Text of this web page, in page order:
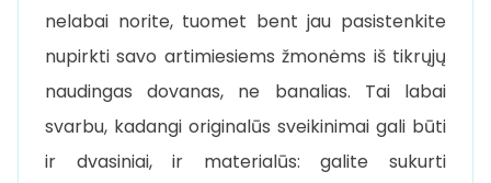
nelabai norite, tuomet bent jau pasistenkite
nupirkti savo artimiesiems žmonėms iš tikrųjų
naudingas dovanas, ne banalias. Tai labai
svarbu, kadangi originalūs sveikinimai gali būti
ir dvasiniai, ir materialūs: galite sukurti